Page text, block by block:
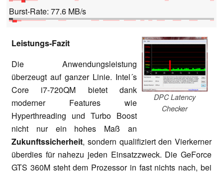
Burst-Rate: 77.6 MB/s
DPC Latency
Checker
Leistungs-Fazit
Die Anwendungsleistung
überzeugt auf ganzer Linie. Intel´s
Core i7-720QM bietet dank
moderner Features wie
Hyperthreading und Turbo Boost
nicht nur ein hohes Maß an
Zukunftssicherheit, sondern qualifiziert den Vierkerner
überdies für nahezu jeden Einsatzzweck. Die GeForce
GTS 360M steht dem Prozessor in fast nichts nach, bei